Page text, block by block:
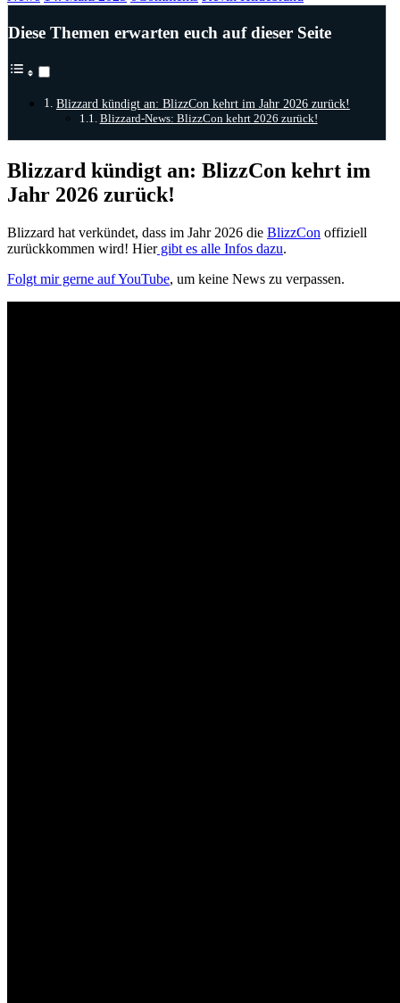
Diese Themen erwarten euch auf dieser Seite
Blizzard kündigt an: BlizzCon kehrt im Jahr 2026 zurück!
Blizzard-News: BlizzCon kehrt 2026 zurück!
Blizzard kündigt an: BlizzCon kehrt im
Jahr 2026 zurück!
Blizzard hat verkündet, dass im Jahr 2026 die BlizzCon offiziell
zurückkommen wird! Hiergibt es alle Infos dazu.
Folgt mir gerne auf YouTube, um keine News zu verpassen.